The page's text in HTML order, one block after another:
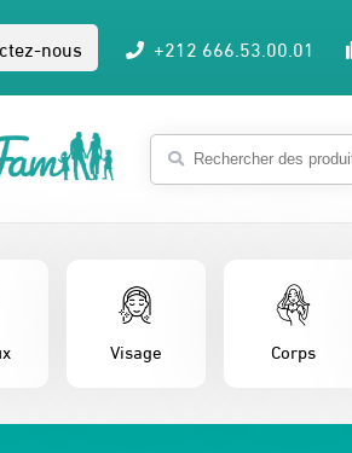
nous +212 666.53.00.01
Visage Corps